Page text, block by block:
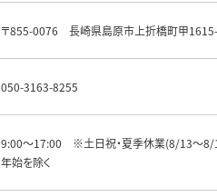
〒855-0076　長崎県島原市上折橋町甲
050-3163-8255
9:00～17:00　※土日祝・夏季休業(8/13～8/
年始を除く